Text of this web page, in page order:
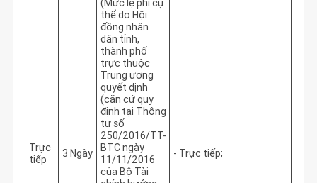
Trực
tiếp
3 Ngày
(Mức lệ phí cụ
thể do Hội
đồng nhân
dân tỉnh,
thành phố
trực thuộc
Trung ương
quyết định
(căn cứ quy
định tại Thông
tư số
250/2016/TT-
BTC ngày
11/11/2016
của Bộ Tài
- Trực tiếp;